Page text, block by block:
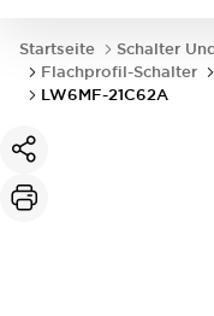
Startseite Schalter
Flachprofil-Schalter
LW6MF-21C62A